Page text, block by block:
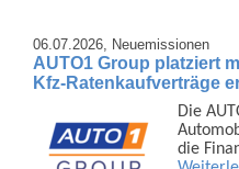
06.07.2026, Neuemissionen
AUTO1 Group platziert
Kfz-Ratenkaufverträge
Die
die